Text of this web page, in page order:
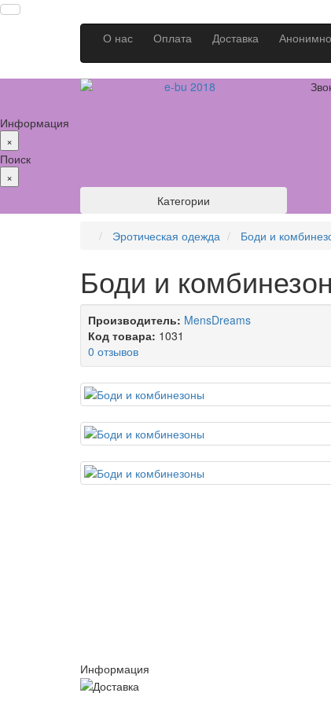
О нас Оплата Доставка
Информация
×
Поиск
×
Категории
Эротическая одежда Боди и
Боди и
Производитель: MensDreams
Код товара: 1031
0 отзывов
Информация